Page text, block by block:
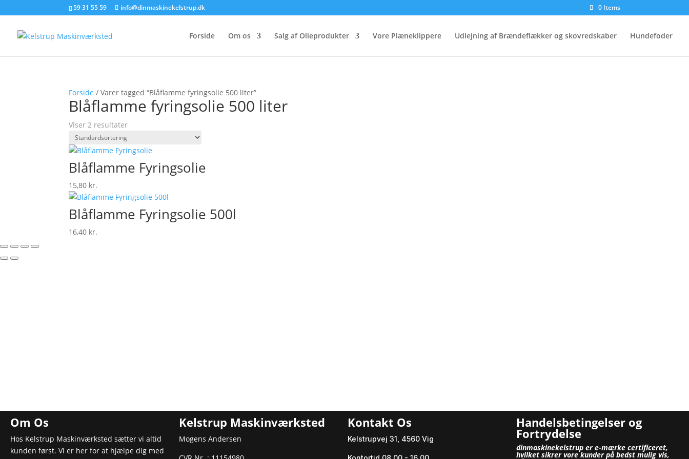
59 31 55 59 info@dinmaskinekelstrup.dk 0 Items
Forside Om os Salg af Olieprodukter Vore Plæneklippere Udlejning af Brændeflækker og skovredskaber Hundefoder
Forside / Varer tagged “Blåflamme fyringsolie 500 liter”
Blåflamme fyringsolie 500 liter
Viser 2 resultater
Blåflamme Fyringsolie
15,80 kr.
Blåflamme Fyringsolie 500l
16,40 kr.
Om Os
Hos Kelstrup Maskinværksted sætter vi altid
kunden først. Vi er her for at hjælpe dig med
Kelstrup Maskinværksted
Mogens Andersen
Kontakt Os
Kelstrupvej 31, 4560 Vig
Handelsbetingelser og
Fortrydelse
dinmaskinekelstrup er e-mærke certificeret,
hvilket sikrer vore kunder på bedst mulig vis,